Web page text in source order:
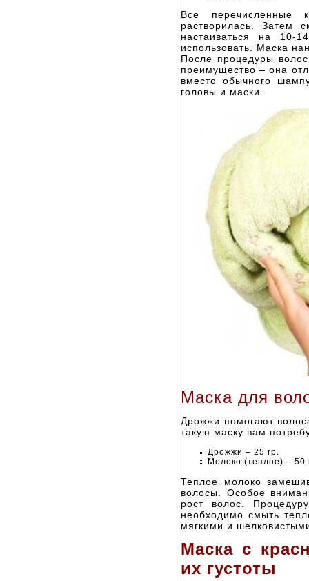
Все перечисленные
растворилась. Затем
настаиваться на 10-
использовать. Маска
После процедуры
преимущество – она
вместо обычного
головы и маски.
Маска для
Дрожжи помогают
такую маску вам
Дрожжи – 25 гр.
Молоко (теплое) – 50
Теплое молоко
волосы. Особое
рост волос.
необходимо смыть
мягкими и
Маска с
их густоты